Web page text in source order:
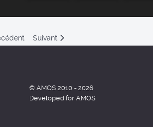
article: 25eme Congres d Ophtalmologie
Next article: Congrès
Suivant
© AMOS 2010 - 2026
Developed for AMOS